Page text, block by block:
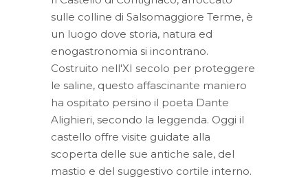
sulle colline di Salsomaggiore Terme, è
un luogo dove storia, natura ed
enogastronomia si incontrano.
Costruito nell'XI secolo per proteggere
le saline, questo affascinante maniero
ha ospitato persino il poeta Dante
Alighieri, secondo la leggenda. Oggi il
castello offre visite guidate alla
scoperta delle sue antiche sale, del
mastio e del suggestivo cortile interno.